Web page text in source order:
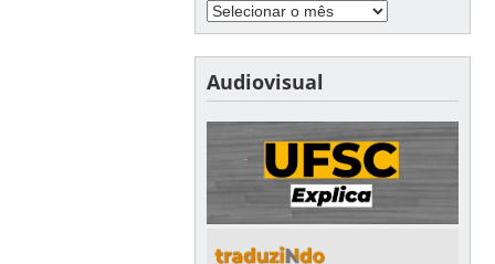
Audiovisual